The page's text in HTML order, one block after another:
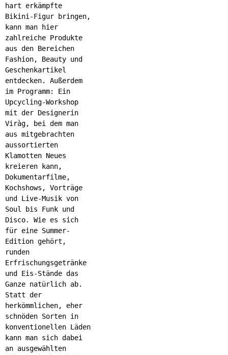
hart erkämpfte
Bikini-Figur bringen,
kann man hier
zahlreiche Produkte
aus den Bereichen
Fashion, Beauty und
Geschenkartikel
entdecken. Außerdem
im Programm: Ein
Upcycling-Workshop
mit der Designerin
Viràg, bei dem man
aus mitgebrachten
aussortierten
Klamotten Neues
kreieren kann,
Dokumentarfilme,
Kochshows, Vorträge
und Live-Musik von
Soul bis Funk und
Disco. Wie es sich
für eine Summer-
Edition gehört,
runden
Erfrischungsgetränke
und Eis-Stände das
Ganze natürlich ab.
Statt der
herkömmlichen, eher
schnöden Sorten in
konventionellen Läden
kann man sich dabei
an ausgewählten